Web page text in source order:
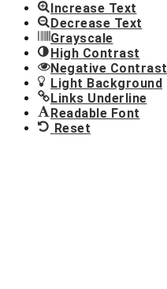
Increase Text
Decrease Text
Grayscale
High Contrast
Negative Contrast
Light Background
Links Underline
Readable Font
Reset